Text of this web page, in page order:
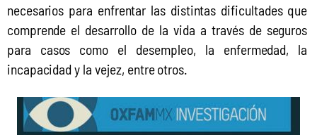
necesarios para enfrentar las distintas dificultades que
comprende el desarrollo de la vida a través de seguros
para casos como el desempleo, la enfermedad, la
incapacidad y la vejez, entre otros.